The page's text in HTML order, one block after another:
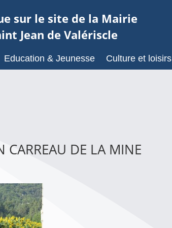
sur le site de la Mairie
Jean de Valériscle
Education & Jeunesse Culture et loisirs
CARREAU DE LA MINE